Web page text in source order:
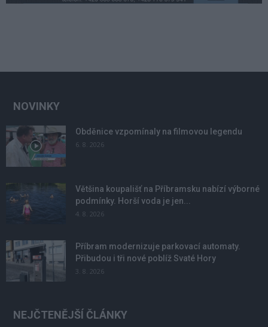
NOVINKY
Obděnice vzpomínaly na filmovou legendu
6. 8. 2026
Většina koupališť na Příbramsku nabízí výborné
podmínky. Horší voda je jen...
4. 8. 2026
Příbram modernizuje parkovací automaty.
Přibudou i tři nové poblíž Svaté Hory
3. 8. 2026
NEJČTENĚJŠÍ ČLÁNKY